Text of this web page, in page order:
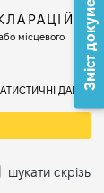
місцевого
ДАНІ
шукати скрізь
Зміст документа